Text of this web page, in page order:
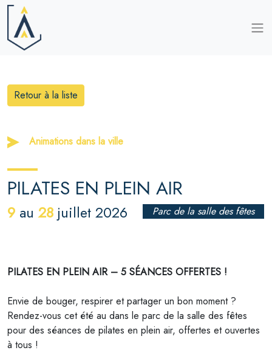
Retour à la liste
Animations dans la ville
PILATES EN PLEIN AIR
9 au28 juillet 2026 Parc de la salle des fêtes
PILATES EN PLEIN AIR – 5 SÉANCES OFFERTES !
Envie de bouger, respirer et partager un bon moment ?
Rendez-vous cet été au dans le parc de la salle des fêtes
pour des séances de pilates en plein air, offertes et ouvertes
à tous !